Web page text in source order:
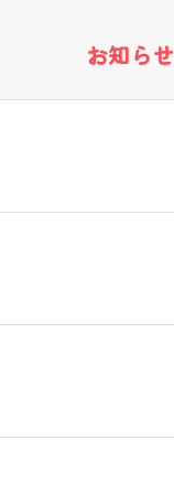
お知らせ